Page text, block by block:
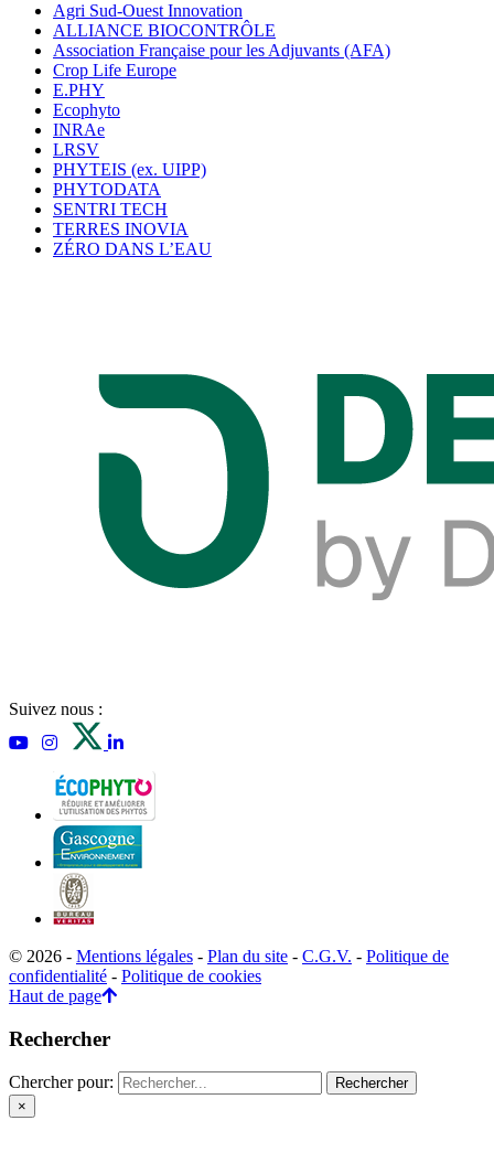
Agri Sud-Ouest Innovation
ALLIANCE BIOCONTRÔLE
Association Française pour les Adjuvants (AFA)
Crop Life Europe
E.PHY
Ecophyto
INRAe
LRSV
PHYTEIS (ex. UIPP)
PHYTODATA
SENTRI TECH
TERRES INOVIA
ZÉRO DANS L’EAU
Suivez nous :
© 2026 - Mentions légales - Plan du site - C.G.V. - Politique de
confidentialité - Politique de cookies
Haut de page
Rechercher
Chercher pour:
×